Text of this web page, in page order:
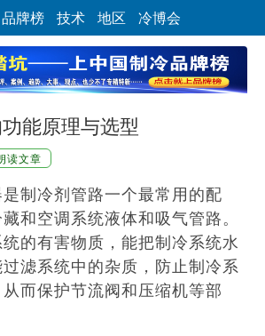
品牌榜 技术 地区 冷博会
能原理与选型
读文章
冷剂管路一个最常用的配
和空调系统液体和吸气管路。
的有害物质，能把制冷系统水
滤系统中的杂质，防止制冷系
而保护节流阀和压缩机等部